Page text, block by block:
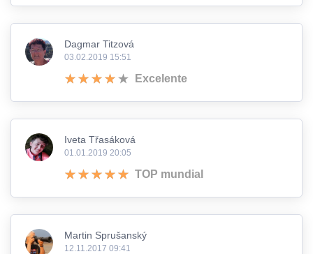
Dagmar Titzová
03.02.2019 15:51
Excelente
Iveta Třasáková
01.01.2019 20:05
TOP mundial
Martin Sprušanský
12.11.2017 09:41